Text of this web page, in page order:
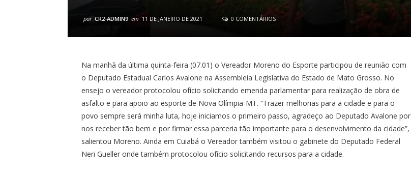
por CR2-ADMIN9 em 11 DE JANEIRO DE 2021 0 COMENTÁRIOS
Na manhã da última quinta-feira (07.01) o Vereador Moreno do Esporte participou de reunião com
o Deputado Estadual Carlos Avalone na Assembleia Legislativa do Estado de Mato Grosso. No
ensejo o vereador protocolou ofício solicitando emenda parlamentar para realização de obra de
asfalto e para apoio ao esporte de Nova Olímpia-MT. “Trazer melhorias para a cidade e para o
povo sempre será minha luta, hoje iniciamos o primeiro passo, agradeço ao Deputado Avalone por
nos receber tão bem e por firmar essa parceria tão importante para o desenvolvimento da cidade”,
salientou Moreno. Ainda em Cuiabá o Vereador também visitou o gabinete do Deputado Federal
Neri Gueller onde também protocolou ofício solicitando recursos para a cidade.